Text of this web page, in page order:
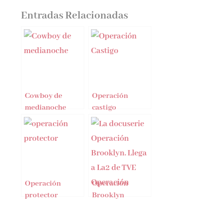
Entradas Relacionadas
Cowboy de
medianoche
llega el 25 de
octubre a
librerías
Operación
castigo
Operación
protector
Operación
Brooklyn